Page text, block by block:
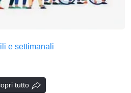
e settimanali
tutto